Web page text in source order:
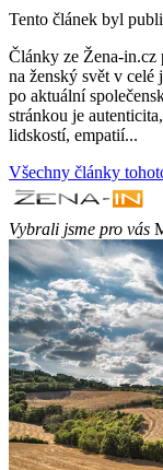
Tento článek byl
Články ze Žena-in.cz
na ženský svět v celé
po aktuální
stránkou je
lidskostí, empatií...
Všechny články
Vybrali jsme pro vás